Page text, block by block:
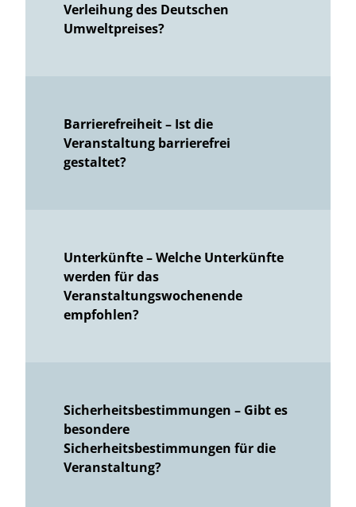
Verleihung des Deutschen
Umweltpreises?
Barrierefreiheit – Ist die
Veranstaltung barrierefrei
gestaltet?
Unterkünfte – Welche Unterkünfte
werden für das
Veranstaltungswochenende
empfohlen?
Sicherheitsbestimmungen – Gibt es
besondere
Sicherheitsbestimmungen für die
Veranstaltung?